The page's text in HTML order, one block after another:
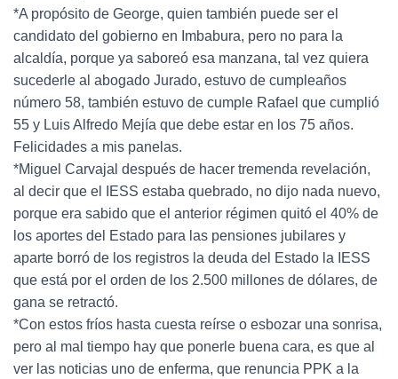
*A propósito de George, quien también puede ser el
candidato del gobierno en Imbabura, pero no para la
alcaldía, porque ya saboreó esa manzana, tal vez quiera
sucederle al abogado Jurado, estuvo de cumpleaños
número 58, también estuvo de cumple Rafael que cumplió
55 y Luis Alfredo Mejía que debe estar en los 75 años.
Felicidades a mis panelas.
*Miguel Carvajal después de hacer tremenda revelación,
al decir que el IESS estaba quebrado, no dijo nada nuevo,
porque era sabido que el anterior régimen quitó el 40% de
los aportes del Estado para las pensiones jubilares y
aparte borró de los registros la deuda del Estado la IESS
que está por el orden de los 2.500 millones de dólares, de
gana se retractó.
*Con estos fríos hasta cuesta reírse o esbozar una sonrisa,
pero al mal tiempo hay que ponerle buena cara, es que al
ver las noticias uno de enferma, que renuncia PPK a la